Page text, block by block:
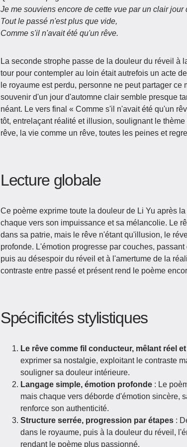
Je me souviens encore de cette vue par un clair jour
Tout le passé n'est plus que vide,
Comme s'il n'avait été qu'un rêve.
La seconde strophe passe de la douleur du réveil à
tour pour contempler au loin était autrefois un acte
le royaume est perdu, personne ne peut partager
souvenir d'un jour d'automne clair semble presque
néant. Le vers final « Comme s'il n'avait été qu'un
tôt, entrelaçant réalité et illusion, soulignant le
rêve, la vie comme un rêve, toutes les peines et
Lecture globale
Ce poème exprime toute la douleur de Li Yu après
chaque vers son impuissance et sa mélancolie. Le
dans sa patrie, mais le rêve n'étant qu'illusion, le
profonde. L'émotion progresse par couches,
puis au désespoir du réveil et à l'amertume de la
contraste entre passé et présent rend le poème
Spécificités stylistiques
Le rêve comme fil conducteur, mêlant réel
exprimer sa nostalgie, exploitant le contraste
souligner sa douleur intérieure.
Langage simple, émotion profonde : Le
mais chaque vers déborde d'émotion sincère,
renforce son authenticité.
Structure serrée, progression par étapes :
dans le royaume, puis à la douleur du réveil,
rendant le poème plus passionné.